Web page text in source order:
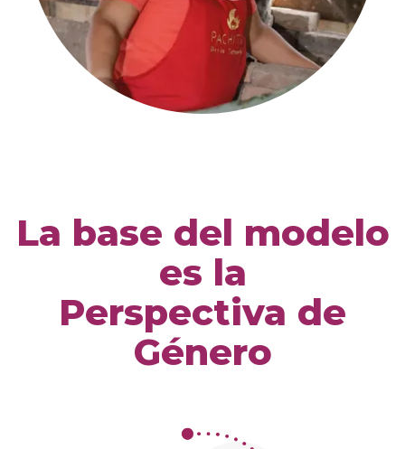
La base del modelo
es la
Perspectiva de
Género